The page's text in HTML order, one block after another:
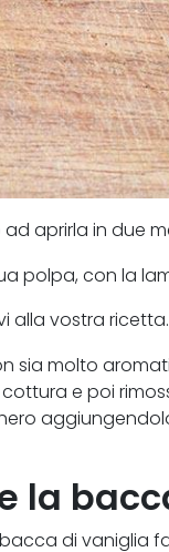
aprirla in due
polpa, con la
alla vostra ricetta.
sia molto
e poi
la
di vaniglia